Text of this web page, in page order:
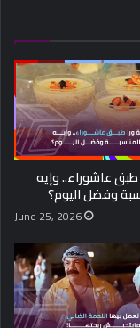
عاشوراء.. وإيه
وفضل اليوم؟
June 25, 2026